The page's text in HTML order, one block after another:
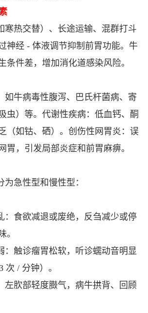
寒热交替）、长途运输、混群打斗
神经 - 体液调节抑制前胃功能。 牛
条件差，增加消化道感染风险。
如牛病毒性腹泻、巴氏杆菌病、寄
虫）等。 代谢性疾病：低血钙、酮
（如钴、硒）。 创伤性网胃炎：误
胃，引发局部炎症和前胃麻痹。
为急性型和慢性型：
：食欲减退或废绝，反刍减少或停
。
：触诊瘤胃松软，听诊蠕动音明显
次 / 分钟）。
左肷部轻度臌气，病牛拱背、回顾